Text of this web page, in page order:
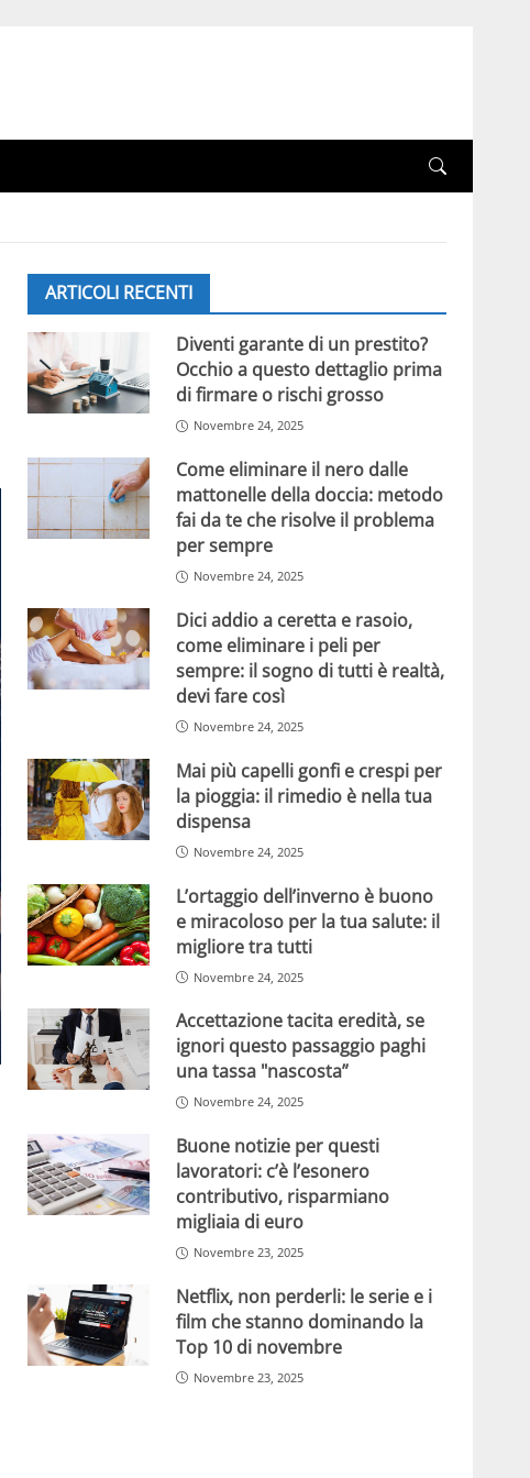
ARTICOLI RECENTI
Diventi garante di un prestito?
Occhio a questo dettaglio prima
di firmare o rischi grosso
Novembre 24, 2025
Come eliminare il nero dalle
mattonelle della doccia: metodo
fai da te che risolve il problema
per sempre
Novembre 24, 2025
Dici addio a ceretta e rasoio,
come eliminare i peli per
sempre: il sogno di tutti è realtà,
devi fare così
Novembre 24, 2025
Mai più capelli gonfi e crespi per
la pioggia: il rimedio è nella tua
dispensa
Novembre 24, 2025
L’ortaggio dell’inverno è buono
e miracoloso per la tua salute: il
migliore tra tutti
Novembre 24, 2025
Accettazione tacita eredità, se
ignori questo passaggio paghi
una tassa "nascosta”
Novembre 24, 2025
Buone notizie per questi
lavoratori: c’è l’esonero
contributivo, risparmiano
migliaia di euro
Novembre 23, 2025
Netflix, non perderli: le serie e i
film che stanno dominando la
Top 10 di novembre
Novembre 23, 2025